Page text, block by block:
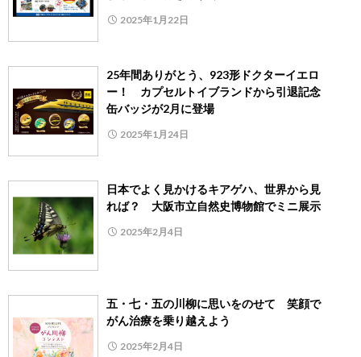
2025年1月22日
25年間ありがとう、923形ドクターイエロ
ー！ カプセルトイブランドから引退記念
缶バッジが2月に登場
2025年1月24日
日本でよく見かけるキアゲハ、世界から見
れば？ 大阪市立自然史博物館でミニ展示
2025年2月4日
五・七・五の川柳に思いをのせて 笑顔で
がん治療を乗り越えよう
2025年2月4日